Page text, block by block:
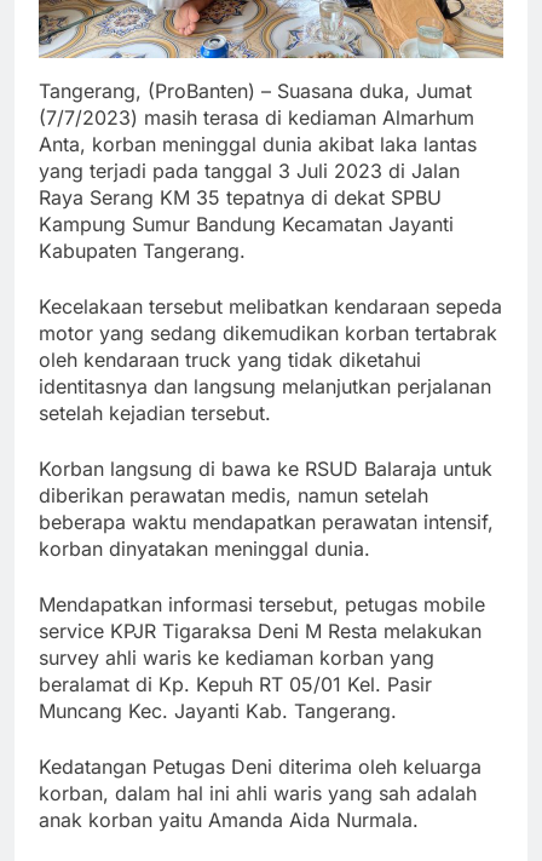
Tangerang, (ProBanten) – Suasana duka, Jumat
(7/7/2023) masih terasa di kediaman Almarhum
Anta, korban meninggal dunia akibat laka lantas
yang terjadi pada tanggal 3 Juli 2023 di Jalan
Raya Serang KM 35 tepatnya di dekat SPBU
Kampung Sumur Bandung Kecamatan Jayanti
Kabupaten Tangerang.
Kecelakaan tersebut melibatkan kendaraan sepeda
motor yang sedang dikemudikan korban tertabrak
oleh kendaraan truck yang tidak diketahui
identitasnya dan langsung melanjutkan perjalanan
setelah kejadian tersebut.
Korban langsung di bawa ke RSUD Balaraja untuk
diberikan perawatan medis, namun setelah
beberapa waktu mendapatkan perawatan intensif,
korban dinyatakan meninggal dunia.
Mendapatkan informasi tersebut, petugas mobile
service KPJR Tigaraksa Deni M Resta melakukan
survey ahli waris ke kediaman korban yang
beralamat di Kp. Kepuh RT 05/01 Kel. Pasir
Muncang Kec. Jayanti Kab. Tangerang.
Kedatangan Petugas Deni diterima oleh keluarga
korban, dalam hal ini ahli waris yang sah adalah
anak korban yaitu Amanda Aida Nurmala.